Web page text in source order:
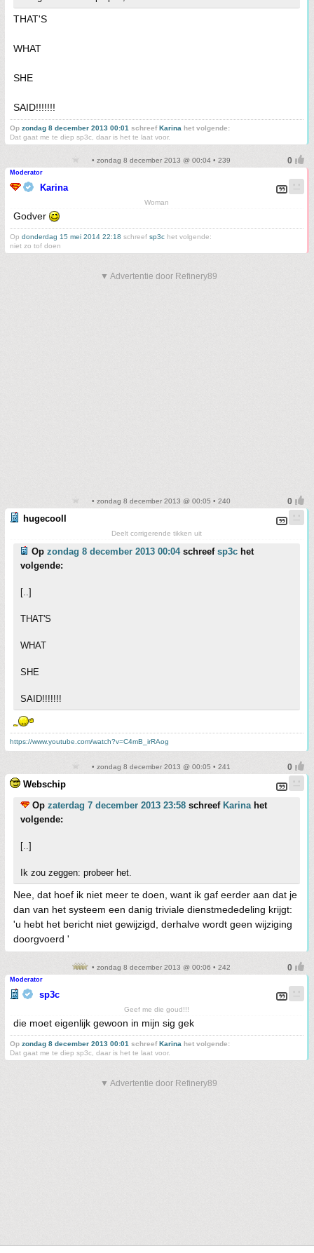
THAT'S
WHAT
SHE
SAID!!!!!!!
Op zondag 8 december 2013 00:01 schreefKarina het volgende:
Dat gaat me te diep sp3c, daar is het te laat voor.
• zondag 8 december 2013 @ 00:04 • 239
Moderator
Karina
Woman
Godver
Op donderdag 15 mei 2014 22:18 schreef sp3c het volgende:
niet zo tof doen
▼ Advertentie door Refinery89
• zondag 8 december 2013 @ 00:05 • 240
hugecooll
Deelt corrigerende tikken uit
Op zondag 8 december 2013 00:04schreef sp3c het
volgende:
[..]
THAT'S
WHAT
SHE
SAID!!!!!!!
https://www.youtube.com/watch?v=C4mB_irRAog
• zondag 8 december 2013 @ 00:05 • 241
Webschip
Op zaterdag 7 december 2013 23:58 schreef Karinahet
volgende:
[..]
Ik zou zeggen: probeer het.
Nee, dat hoef ik niet meer te doen, want ik gaf eerder aan dat je
dan van het systeem een danig triviale dienstmededeling krijgt:
'u hebt het bericht niet gewijzigd, derhalve wordt geen wijziging
doorgvoerd '
• zondag 8 december 2013 @ 00:06 • 242
Moderator
sp3c
Geef me die goud!!!
die moet eigenlijk gewoon in mijn sig gek
Op zondag 8 december 2013 00:01 schreefKarina het volgende:
Dat gaat me te diep sp3c, daar is het te laat voor.
▼ Advertentie door Refinery89